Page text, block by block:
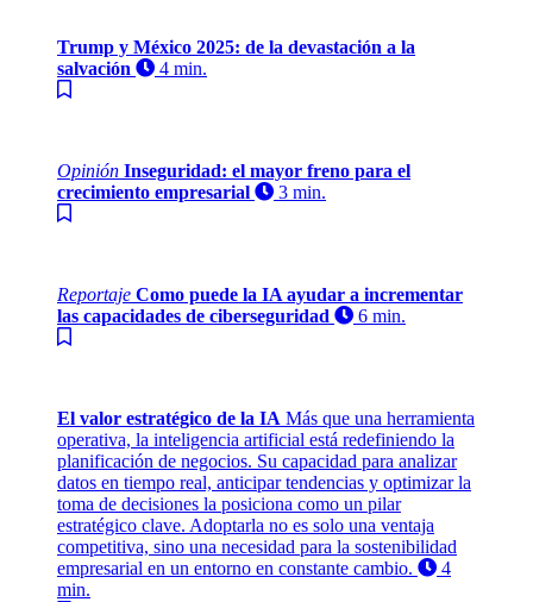
Trump y México 2025: de la devastación a la
salvación
4 min.
Opinión Inseguridad: el mayor freno para el
crecimiento empresarial
3 min.
Reportaje Como puede la IA ayudar a incrementar
las capacidades de ciberseguridad
6 min.
El valor estratégico de la IA Más que una herramienta
operativa, la inteligencia artificial está redefiniendo la
planificación de negocios. Su capacidad para analizar
datos en tiempo real, anticipar tendencias y optimizar la
toma de decisiones la posiciona como un pilar
estratégico clave. Adoptarla no es solo una ventaja
competitiva, sino una necesidad para la sostenibilidad
empresarial en un entorno en constante cambio.
4
min.